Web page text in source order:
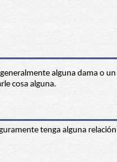
alguna dama o
cosa alguna.
tenga alguna